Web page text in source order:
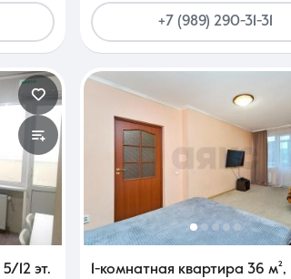
+7 (989) 290-31-31
5/12 эт. 1-комнатная квартира 36 м²,